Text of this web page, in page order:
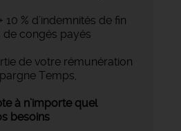
10 % d’indemnités de fin
de congés payés
de votre rémunération
Temps,
à n’importe quel
besoins